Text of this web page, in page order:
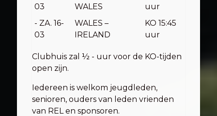
03
WALES
uur
- ZA. 16-
03
WALES –
IRELAND
KO 15:45
uur
Clubhuis zal ½ - uur voor de KO-tijden
open zijn.
Iedereen is welkom jeugdleden,
senioren, ouders van leden vrienden
van REL en sponsoren.